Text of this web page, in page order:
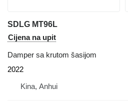
SDLG MT96L
Cijena na upit
Damper sa krutom šasijom
2022
Kina, Anhui